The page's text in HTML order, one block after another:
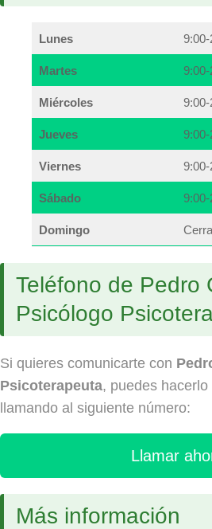
Lunes 9:00-
Martes
Miércoles 9:00-
Jueves
Viernes 9:00-
Sábado
Domingo
Teléfono de Pedro
Psicólogo
Si quieres comunicarte con
Psicoterapeuta, puedes
llamando al siguiente número:
Llamar
Más información